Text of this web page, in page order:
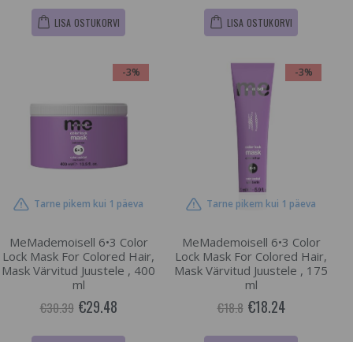
LISA OSTUKORVI LISA OSTUKORVI
-3%
Tarne pikem kui 1 päeva
MeMademoisell 6•3 Color
Lock Mask For Colored Hair,
Mask Värvitud Juustele , 400
ml
€30.39 €29.48
-3%
Tarne pikem kui 1 päeva
MeMademoisell 6•3 Color
Lock Mask For Colored Hair,
Mask Värvitud Juustele , 175
ml
€18.8 €18.24